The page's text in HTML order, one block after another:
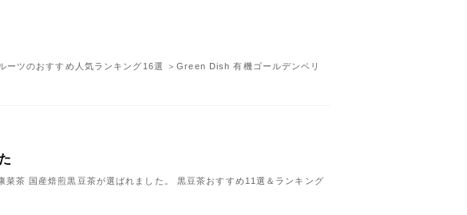
ツのおすすめ人気ランキング16選 ＞Green Dish 有機ゴールデンベリ
茶 国産焙煎黒豆茶が選ばれました。 黒豆茶おすすめ11選＆ランキング